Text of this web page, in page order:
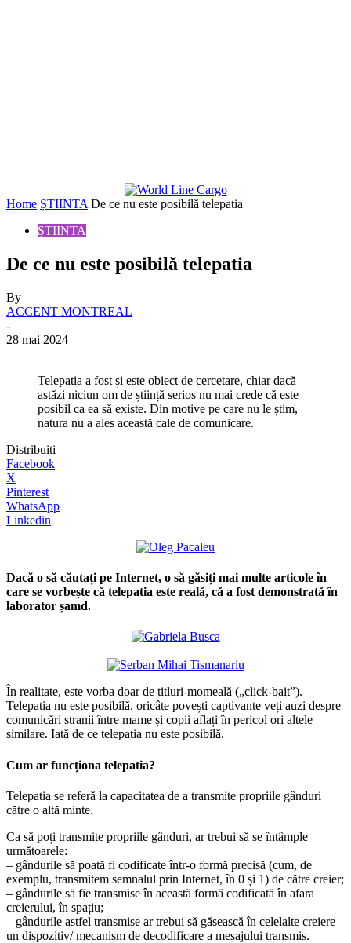
Home ȘTIINTA De ce nu este posibilă telepatia
ȘTIINTA
De ce nu este posibilă telepatia
By
ACCENT MONTREAL
-
28 mai 2024
Telepatia a fost și este obiect de cercetare, chiar dacă
astăzi niciun om de știință serios nu mai crede că este
posibil ca ea să existe. Din motive pe care nu le știm,
natura nu a ales această cale de comunicare.
Distribuiti
Facebook
X
Pinterest
WhatsApp
Linkedin
Dacă o să căutați pe Internet, o să găsiți mai multe articole în
care se vorbește că telepatia este reală, că a fost demonstrată în
laborator șamd.
În realitate, este vorba doar de titluri-momeală („click-bait”).
Telepatia nu este posibilă, oricâte povești captivante veți auzi despre
comunicări stranii între mame și copii aflați în pericol ori altele
similare. Iată de ce telepatia nu este posibilă.
Cum ar funcționa telepatia?
Telepatia se referă la capacitatea de a transmite propriile gânduri
către o altă minte.
Ca să poți transmite propriile gânduri, ar trebui să se întâmple
următoarele:
– gândurile să poată fi codificate într-o formă precisă (cum, de
exemplu, transmitem semnalul prin Internet, în 0 și 1) de către creier;
– gândurile să fie transmise în această formă codificată în afara
creierului, în spațiu;
– gândurile astfel transmise ar trebui să găsească în celelalte creiere
un dispozitiv/ mecanism de decodificare a mesajului transmis.